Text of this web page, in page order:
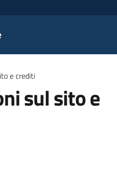
e crediti
sul sito e